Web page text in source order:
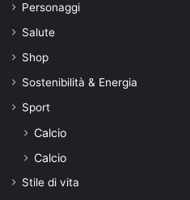
Personaggi
Salute
Shop
Sostenibilità & Energia
Sport
Calcio
Calcio
Stile di vita